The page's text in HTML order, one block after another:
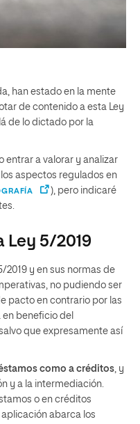
han estado en la mente
de contenido a esta Ley
de lo dictado por la
entrar a valorar y analizar
aspectos regulados en
), pero indicaré
Ley 5/2019
2019 y en sus normas de
no pudiendo ser
pacto en contrario por las
beneficio del
que expresamente así
como a créditos, y
y a la intermediación.
o en créditos
abarca los